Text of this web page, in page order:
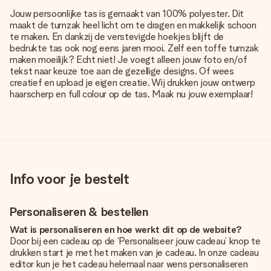
Jouw persoonlijke tas is gemaakt van 100% polyester. Dit
maakt de turnzak heel licht om te dragen en makkelijk schoon
te maken. En dankzij de verstevigde hoekjes blijft de
bedrukte tas ook nog eens jaren mooi. Zelf een toffe turnzak
maken moeilijk? Echt niet! Je voegt alleen jouw foto en/of
tekst naar keuze toe aan de gezellige designs. Of wees
creatief en upload je eigen creatie. Wij drukken jouw ontwerp
haarscherp en full colour op de tas. Maak nu jouw exemplaar!
Info voor je bestelt
Personaliseren & bestellen
Wat is personaliseren en hoe werkt dit op de website?
Door bij een cadeau op de ‘Personaliseer jouw cadeau’ knop te
drukken start je met het maken van je cadeau. In onze cadeau
editor kun je het cadeau helemaal naar wens personaliseren